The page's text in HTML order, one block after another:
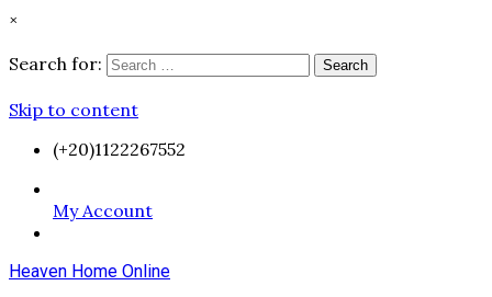
×
Search for:
Search
Skip to content
(+20)1122267552
My Account
Heaven Home Online